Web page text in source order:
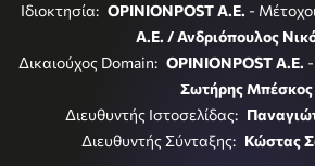
Ιδιοκτησία: OPINIONPOST A.E. -
Α.Ε. / Ανδριόπουλος
Δικαιούχος Domain: OPINIONPOST A.E.
Σωτήρης Μπέσκος
Διευθυντής Ιστοσελίδας:
Διευθυντής Σύνταξης: Κώστας